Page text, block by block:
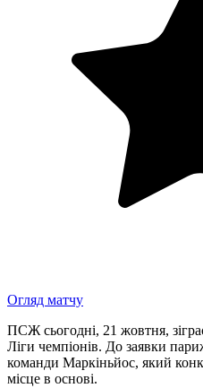
Огляд матчу
ПСЖ сьогодні, 21 жовтня,
Ліги чемпіонів. До заявки
команди Маркіньйос, який
місце в основі.